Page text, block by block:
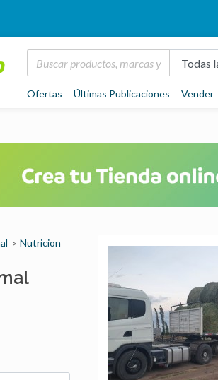
Ofertas Últimas Publicaciones Vender
Nutricion